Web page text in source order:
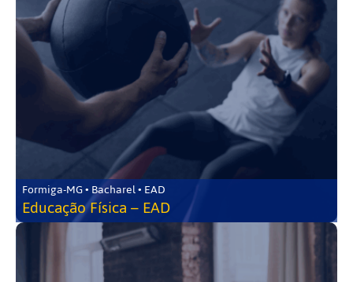
Formiga-MG • Bacharel • EAD
Educação Física – EAD